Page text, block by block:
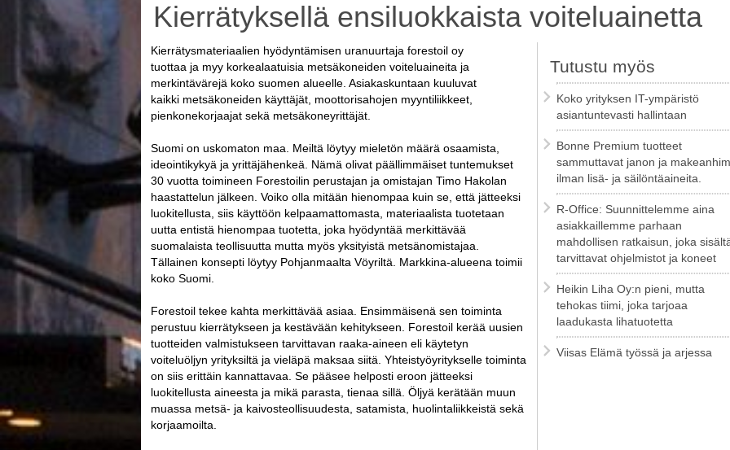
Kierrätyksellä ensiluokkaista voiteluainetta
Kierrätysmateriaalien hyödyntämisen uranuurtaja forestoil oy
tuottaa ja myy korkealaatuisia metsäkoneiden voiteluaineita ja
merkintävärejä koko suomen alueelle. Asiakaskuntaan kuuluvat
kaikki metsäkoneiden käyttäjät, moottorisahojen myyntiliikkeet,
pienkonekorjaajat sekä metsäkoneyrittäjät.
Suomi on uskomaton maa. Meiltä löytyy mieletön määrä osaamista,
ideointikykyä ja yrittäjähenkeä. Nämä olivat päällimmäiset tuntemukset
30 vuotta toimineen Forestoilin perustajan ja omistajan Timo Hakolan
haastattelun jälkeen. Voiko olla mitään hienompaa kuin se, että jätteeksi
luokitellusta, siis käyttöön kelpaamattomasta, materiaalista tuotetaan
uutta entistä hienompaa tuotetta, joka hyödyntää merkittävää
suomalaista teollisuutta mutta myös yksityistä metsänomistajaa.
Tällainen konsepti löytyy Pohjanmaalta Vöyriltä. Markkina-alueena toimii
koko Suomi.
Forestoil tekee kahta merkittävää asiaa. Ensimmäisenä sen toiminta
perustuu kierrätykseen ja kestävään kehitykseen. Forestoil kerää uusien
tuotteiden valmistukseen tarvittavan raaka-aineen eli käytetyn
voiteluöljyn yrityksiltä ja vieläpä maksaa siitä. Yhteistyöyritykselle toiminta
on siis erittäin kannattavaa. Se pääsee helposti eroon jätteeksi
luokitellusta aineesta ja mikä parasta, tienaa sillä. Öljyä kerätään muun
muassa metsä- ja kaivosteollisuudesta, satamista, huolintaliikkeistä sekä
korjaamoilta.
Tutustu myös
Koko yrityksen IT-ympäristö
asiantuntevasti hallintaan
Bonne Premium tuotteet
sammuttavat janon ja
ilman lisä- ja säilöntäaineita.
R-Office: Suunnittelemme aina
asiakkaillemme parhaan
mahdollisen ratkaisun, joka
tarvittavat ohjelmistot ja koneet
Heikin Liha Oy:n pieni, mutta
tehokas tiimi, joka tarjoaa
laadukasta lihatuotetta
Viisas Elämä työssä ja arjessa